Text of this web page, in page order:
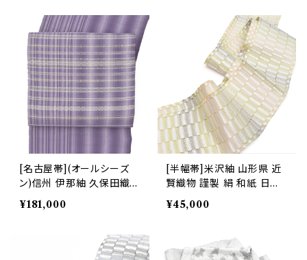
[名古屋帯](オールシーズ
ン)信州 伊那紬 久保田織染
工業 謹製 手織り 九寸帯
正絹 日本製(商品番号:224
¥181,000
[半幅帯]米沢紬 山形県 近
賢織物 謹製 絹 和紙 日本
製(商品番号:22469)
¥45,000